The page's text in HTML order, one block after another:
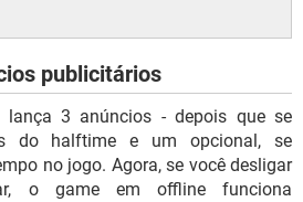
publicitários
lança 3 anúncios - depois que se
do halftime e um opcional, se
no jogo. Agora, se você desligar
o game em offline funciona